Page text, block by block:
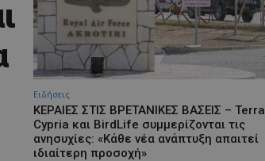
Ειδήσεις
ΚΕΡΑΙΕΣ ΣΤΙΣ ΒΡΕΤΑΝΙΚΕΣ ΒΑΣΕΙΣ – Terra
Cypria και BirdLife συμμερίζονται τις
ανησυχίες: «Κάθε νέα ανάπτυξη απαιτεί
ιδιαίτερη προσοχή»